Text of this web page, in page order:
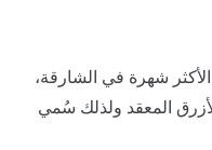
شهرة في الشارقة،
المعقد ولذلك سُمي